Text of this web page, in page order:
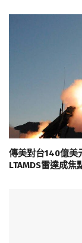
傳美對台140億美
LTAMDS雷達成